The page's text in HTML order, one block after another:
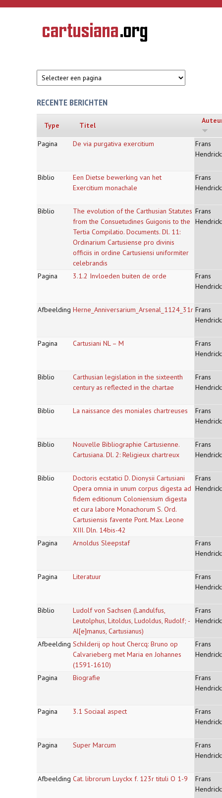
Overslaan en naar de inhoud gaan
CARTUSIANA
Geschiedenis
van de
RECENTE BERICHTEN
Type Titel
Pagina De via purgativa exercitium
Frans
Biblio
Een Dietse bewerking van het
Exercitium monachale
Frans
Biblio
The evolution of the Carthusian Statutes
from the Consuetudines Guigonis to the
Tertia Compilatio. Documents. Dl. 11:
Ordinarium Cartusiense pro divinis
officiis in ordine Cartusiensi uniformiter
celebrandis
Frans
Pagina 3.1.2 Invloeden buiten de orde
Frans
Afbeelding Herne_Anniversarium_Arsenal_1124_31r Frans
Pagina Cartusiani NL – M
Frans
Biblio
Carthusian legislation in the sixteenth
century as reflected in the chartae
Frans
Biblio La naissance des moniales chartreuses
Frans
Biblio
Nouvelle Bibliographie Cartusienne.
Cartusiana. Dl. 2: Religieux chartreux
Frans
Biblio
Doctoris ecstatici D. Dionysii Cartusiani
Opera omnia in unum corpus digesta ad
fidem editionum Coloniensium digesta
et cura labore Monachorum S. Ord.
Cartusiensis favente Pont. Max. Leone
XIII. Dln. 14bis-42
Frans
Pagina Arnoldus Sleepstaf
Frans
Pagina Literatuur
Frans
Biblio
Ludolf von Sachsen (Landulfus,
Leutolphus, Litoldus, Ludoldus, Rudolf; -
Al[e]manus, Cartusianus)
Frans
Afbeelding Schilderij op hout Chercq: Bruno op
Calvarieberg met Maria en Johannes
(1591-1610)
Frans
Pagina Biografie
Frans
Pagina 3.1 Sociaal aspect
Frans
Pagina Super Marcum
Frans
Afbeelding Cat. librorum Luyckx f. 123r tituli O 1-9
Frans